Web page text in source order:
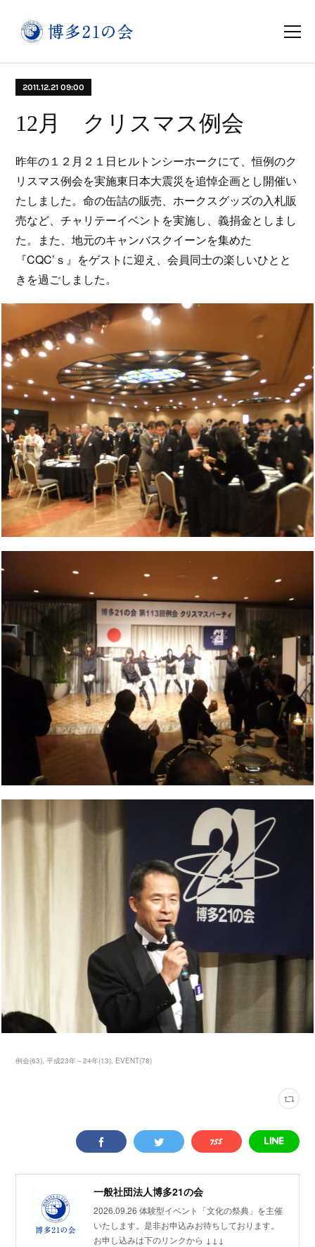
2011.12.21 09:00
12月 クリスマス例会
昨年の１２月２１日ヒルトンシーホークにて、恒例のク
リスマス例会を実施東日本大震災を追悼企画とし開催い
たしました。命の缶詰の販売、ホークスグッズの入札販
売など、チャリテーイベントを実施し、義捐金としまし
た。また、地元のキャンバスクイーンを集めた
『CQC’ｓ』をゲストに迎え、会員同士の楽しいひとと
きを過ごしました。
例会(63) 平成23年～24年(13) EVENT(78)
一般社団法人博多21の会
2026.09.26 体験型イベント「文化の祭典」を主催
いたします。是非お申込みお待ちしております。
お申し込みは下のリンクから ↓↓↓